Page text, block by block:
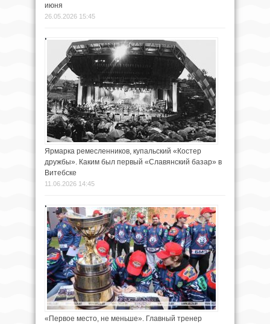
июня
26.05.2026 15:45
Ярмарка ремесленников, купальский «Костер
дружбы». Каким был первый «Славянский базар» в
Витебске
11.06.2026 14:45
«Первое место, не меньше». Главный тренер